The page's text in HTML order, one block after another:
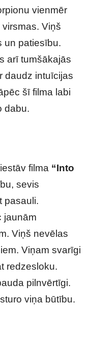
vienmēr
Viņš
un patiesību.
arī tumšākajās
daudz intuīcijas
šī filma labi
dabu.
filma “Into
sevis
pasauli.
jaunām
Viņš nevēlas
Viņam svarīgi
redzesloku.
pilnvērtīgi.
viņa būtību.